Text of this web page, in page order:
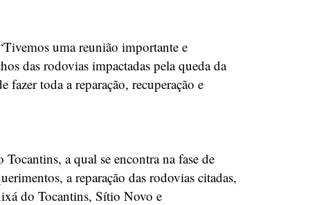
uma reunião importante e
das rodovias impactadas pela queda da
toda a reparação, recuperação e
a qual se encontra na fase de
a reparação das rodovias citadas,
do Tocantins, Sítio Novo e